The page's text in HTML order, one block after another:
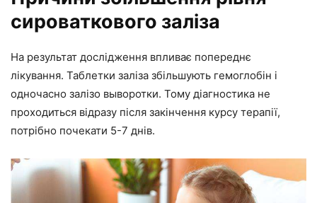
сироваткового заліза
На результат дослідження впливає попереднє
лікування. Таблетки заліза збільшують гемоглобін і
одночасно залізо выворотки. Тому діагностика не
проходиться відразу після закінчення курсу терапії,
потрібно почекати 5-7 днів.